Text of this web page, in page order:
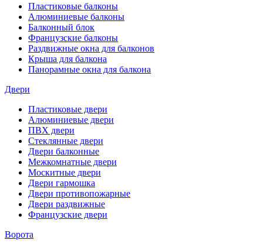
Пластиковые балконы
Алюминиевые балконы
Балконный блок
Французские балконы
Раздвижные окна для балконов
Крыша для балкона
Панорамные окна для балкона
Двери
Пластиковые двери
Алюминиевые двери
ПВХ двери
Стеклянные двери
Двери балконные
Межкомнатные двери
Москитные двери
Двери гармошка
Двери противопожарные
Двери раздвижные
Французские двери
Ворота